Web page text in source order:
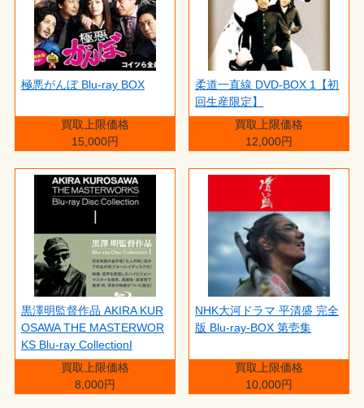
極悪がんぼ Blu-ray BOX
買取上限価格
15,000円
柔道一直線 DVD-BOX 1【初
回生産限定】
買取上限価格
12,000円
黒澤明監督作品 AKIRA KUR
OSAWA THE MASTERWOR
KS Blu-ray CollectionI
買取上限価格
8,000円
NHK大河ドラマ 平清盛 完全
版 Blu-ray-BOX 第壱集
買取上限価格
10,000円